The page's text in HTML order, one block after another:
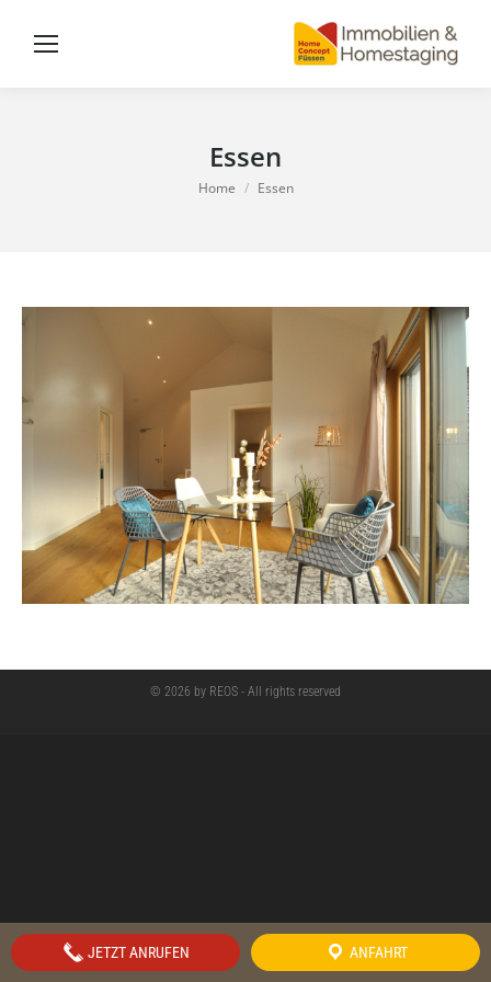
Essen
You are here:
Home Essen
© 2026 by REOS - All rights reserved
JETZT ANRUFEN ANFAHRT